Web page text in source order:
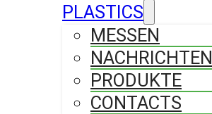
PLASTICS
MESSEN
NACHRICHTEN
PRODUKTE
CONTACTS